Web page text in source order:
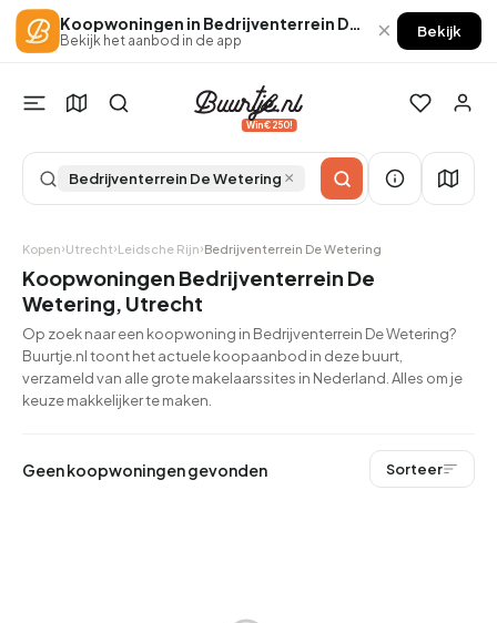
Bekijk het aanbod in de app × Bekijk
Win €250!
Bedrijventerrein De Wetering ×
Kopen Utrecht Leidsche Rijn Bedrijventerrein De Wetering
Koopwoningen Bedrijventerrein De
Wetering, Utrecht
Op zoek naar een koopwoning in Bedrijventerrein De Wetering?
Buurtje.nl toont het actuele koopaanbod in deze buurt,
verzameld van alle grote makelaarssites in Nederland. Alles om je
keuze makkelijker te maken.
Geen koopwoningen gevonden Sorteer